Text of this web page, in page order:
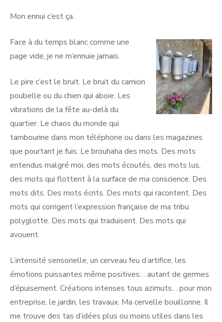
Mon ennui c’est ça.
Face à du temps blanc comme une
page vide, je ne m’ennuie jamais.
Le pire c’est le bruit. Le bruit du camion
poubelle ou du chien qui aboie. Les
vibrations de la fête au-delà du
quartier. Le chaos du monde qui
tambourine dans mon téléphone ou dans les magazines
que pourtant je fuis. Le brouhaha des mots. Des mots
entendus malgré moi, des mots écoutés, des mots lus,
des mots qui flottent à la surface de ma conscience. Des
mots dits. Des mots écrits. Des mots qui racontent. Des
mots qui corrigent l’expression française de ma tribu
polyglotte. Des mots qui traduisent. Des mots qui
avouent.
L’intensité sensorielle, un cerveau feu d’artifice, les
émotions puissantes même positives… autant de germes
d’épuisement. Créations intenses tous azimuts… pour mon
entreprise, le jardin, les travaux. Ma cervelle bouillonne. Il
me trouve des tas d’idées plus ou moins utiles dans les